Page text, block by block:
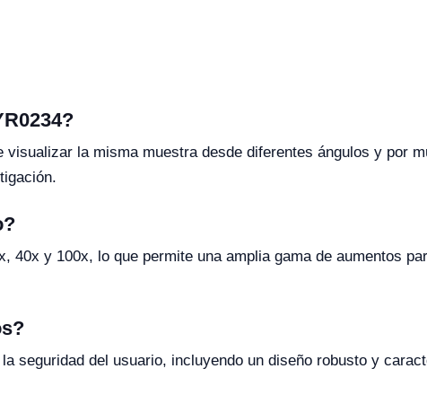
la misma muestra desde diferentes ángulos y por
y 100x, lo que permite una amplia gama de aumentos
seguridad del usuario, incluyendo un diseño robusto y